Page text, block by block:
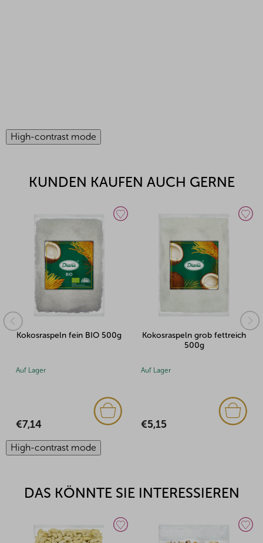
High-contrast mode
KUNDEN KAUFEN AUCH GERNE
Kokosraspeln fein BIO 500g
Auf Lager
€7,14
Kokosraspeln grob fettreich
500g
Auf Lager
€5,15
High-contrast mode
DAS KÖNNTE SIE INTERESSIEREN